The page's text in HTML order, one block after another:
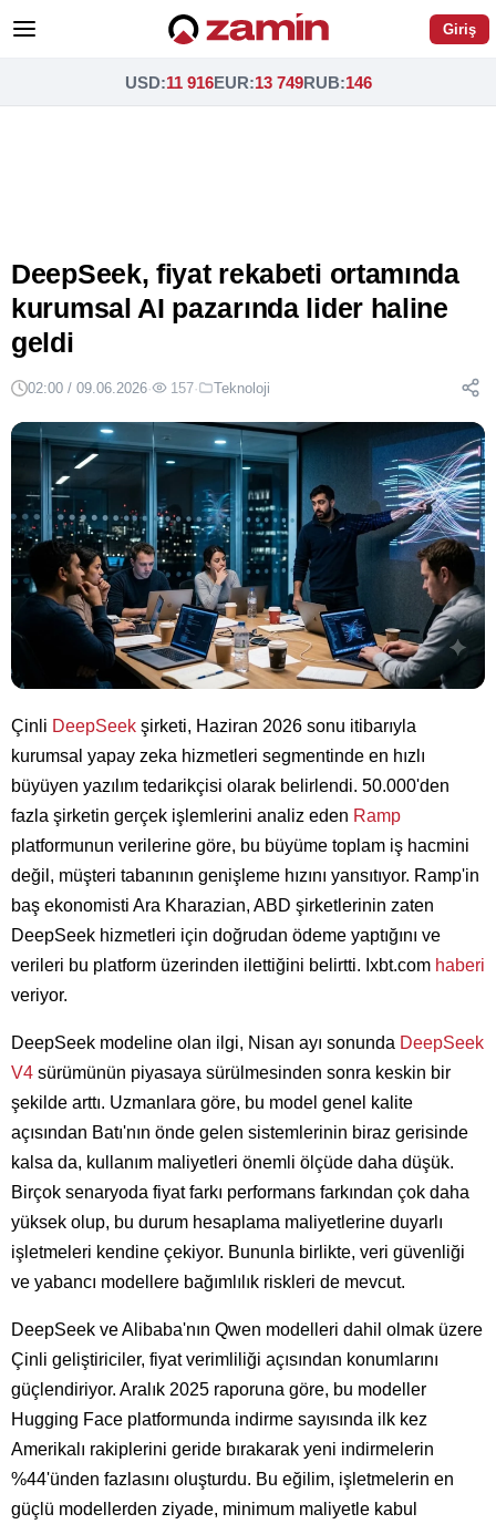
Giriş
USD:11 916EUR:13 749RUB:146
DeepSeek, fiyat rekabeti ortamında
kurumsal AI pazarında lider haline
geldi
02:00 / 09.06.2026· 157· Teknoloji
Çinli DeepSeek şirketi, Haziran 2026 sonu itibarıyla
kurumsal yapay zeka hizmetleri segmentinde en hızlı
büyüyen yazılım tedarikçisi olarak belirlendi. 50.000'den
fazla şirketin gerçek işlemlerini analiz eden Ramp
platformunun verilerine göre, bu büyüme toplam iş hacmini
değil, müşteri tabanının genişleme hızını yansıtıyor. Ramp'in
baş ekonomisti Ara Kharazian, ABD şirketlerinin zaten
DeepSeek hizmetleri için doğrudan ödeme yaptığını ve
verileri bu platform üzerinden ilettiğini belirtti. Ixbt.com haberi
veriyor.
DeepSeek modeline olan ilgi, Nisan ayı sonunda DeepSeek
V4 sürümünün piyasaya sürülmesinden sonra keskin bir
şekilde arttı. Uzmanlara göre, bu model genel kalite
açısından Batı'nın önde gelen sistemlerinin biraz gerisinde
kalsa da, kullanım maliyetleri önemli ölçüde daha düşük.
Birçok senaryoda fiyat farkı performans farkından çok daha
yüksek olup, bu durum hesaplama maliyetlerine duyarlı
işletmeleri kendine çekiyor. Bununla birlikte, veri güvenliği
ve yabancı modellere bağımlılık riskleri de mevcut.
DeepSeek ve Alibaba'nın Qwen modelleri dahil olmak üzere
Çinli geliştiriciler, fiyat verimliliği açısından konumlarını
güçlendiriyor. Aralık 2025 raporuna göre, bu modeller
Hugging Face platformunda indirme sayısında ilk kez
Amerikalı rakiplerini geride bırakarak yeni indirmelerin
%44'ünden fazlasını oluşturdu. Bu eğilim, işletmelerin en
güçlü modellerden ziyade, minimum maliyetle kabul